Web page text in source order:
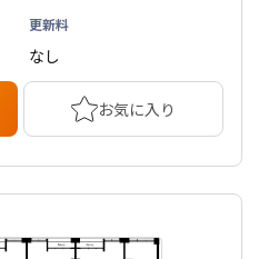
更新料
なし
お気に入り